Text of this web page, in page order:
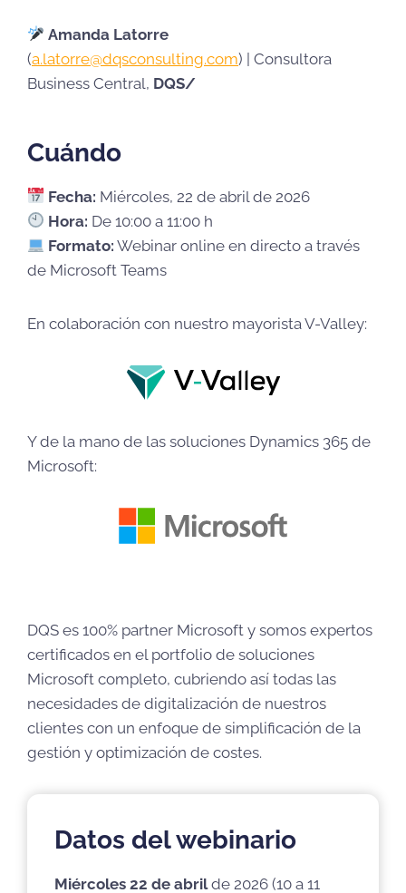
Amanda Latorre
(a.latorre@dqsconsulting.com) | Consultora
Business Central, DQS/
Cuándo
Fecha: Miércoles, 22 de abril de 2026
Hora: De 10:00 a 11:00 h
Formato: Webinar online en directo a través
de Microsoft Teams
En colaboración con nuestro mayorista V-Valley:
Y de la mano de las soluciones Dynamics 365 de
Microsoft:
DQS es 100% partner Microsoft y somos expertos
certificados en el portfolio de soluciones
Microsoft completo, cubriendo así todas las
necesidades de digitalización de nuestros
clientes con un enfoque de simplificación de la
gestión y optimización de costes.
Datos del webinario
Miércoles 22 de abrilde 2026 (10 a 11